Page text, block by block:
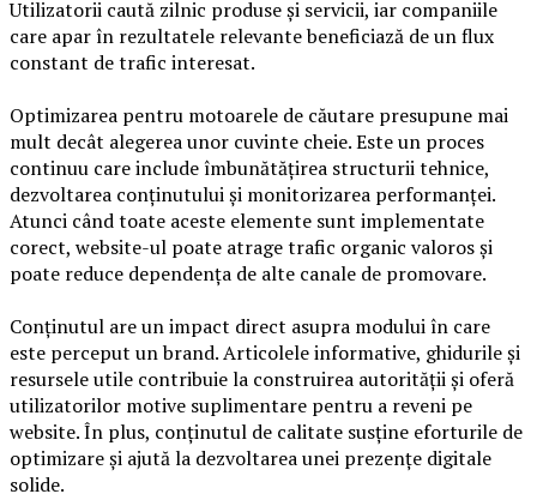
Utilizatorii caută zilnic produse și servicii, iar companiile
care apar în rezultatele relevante beneficiază de un flux
constant de trafic interesat.
Optimizarea pentru motoarele de căutare presupune mai
mult decât alegerea unor cuvinte cheie. Este un proces
continuu care include îmbunătățirea structurii tehnice,
dezvoltarea conținutului și monitorizarea performanței.
Atunci când toate aceste elemente sunt implementate
corect, website-ul poate atrage trafic organic valoros și
poate reduce dependența de alte canale de promovare.
Conținutul are un impact direct asupra modului în care
este perceput un brand. Articolele informative, ghidurile și
resursele utile contribuie la construirea autorității și oferă
utilizatorilor motive suplimentare pentru a reveni pe
website. În plus, conținutul de calitate susține eforturile de
optimizare și ajută la dezvoltarea unei prezențe digitale
solide.